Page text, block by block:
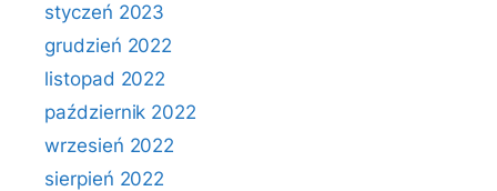
styczeń 2023
grudzień 2022
listopad 2022
październik 2022
wrzesień 2022
sierpień 2022